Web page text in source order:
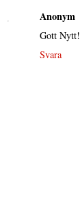
Anonym
Gott Nytt!
Svara